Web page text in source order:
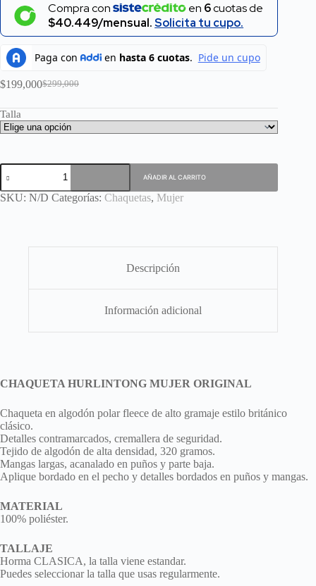
Compra con en 6cuotas de
$40.449/mensual.Solicita tu cupo.
$299,000
El
era:
$199,000El
es:
Talla
Chaqueta
polar
fleece
naranja
AÑADIR AL CARRITO
SKU: N/D Categorías: Chaquetas, Mujer
Descripción
Información adicional
CHAQUETA HURLINTONG MUJER ORIGINAL
Chaqueta en algodón polar fleece de alto gramaje estilo británico
clásico.
Detalles contramarcados, cremallera de seguridad.
Tejido de algodón de alta densidad, 320 gramos.
Mangas largas, acanalado en puños y parte baja.
Aplique bordado en el pecho y detalles bordados en puños y mangas.
MATERIAL
100% poliéster.
TALLAJE
Horma CLASICA, la talla viene estandar.
Puedes seleccionar la talla que usas regularmente.